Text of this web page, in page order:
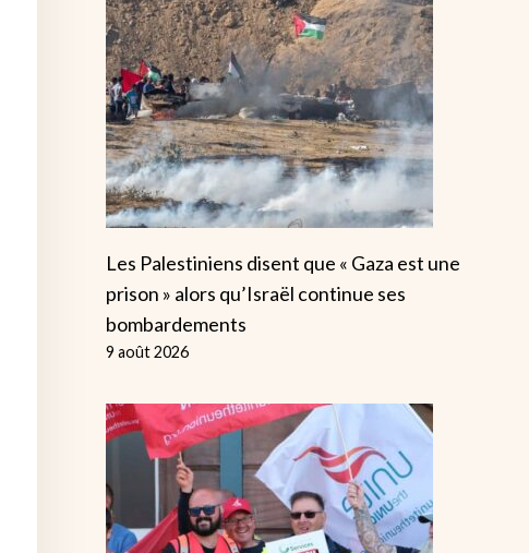
Les Palestiniens disent que « Gaza est une
prison » alors qu’Israël continue ses
bombardements
9 août 2026